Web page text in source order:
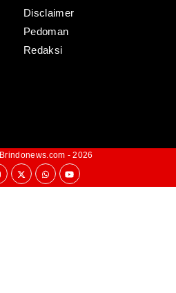
Disclaimer
Pedoman
Redaksi
Brindonews.com - 2026